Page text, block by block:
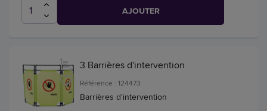
AJOUTER
3 Barrières d'intervention
Référence : 124473
Barrières d'intervention